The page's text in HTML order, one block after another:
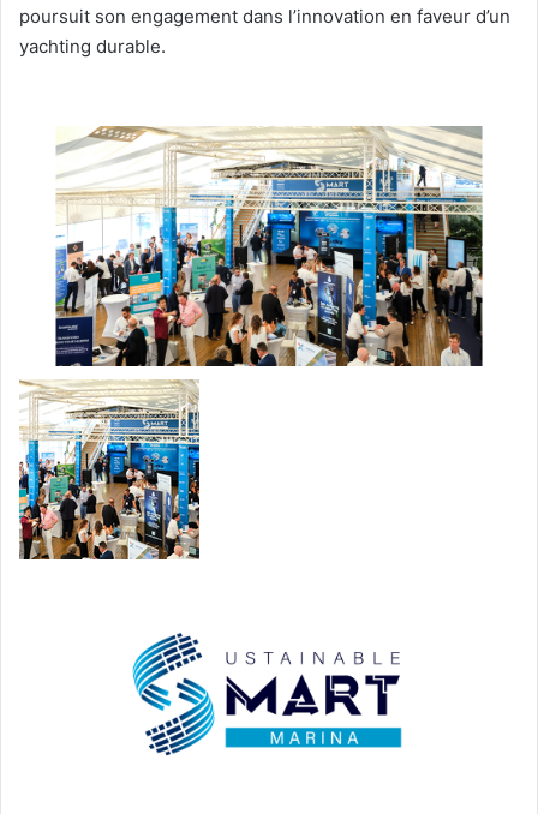
poursuit son engagement dans l’innovation en faveur d’un
yachting durable.